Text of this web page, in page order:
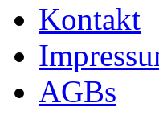
Kontakt
AGBs